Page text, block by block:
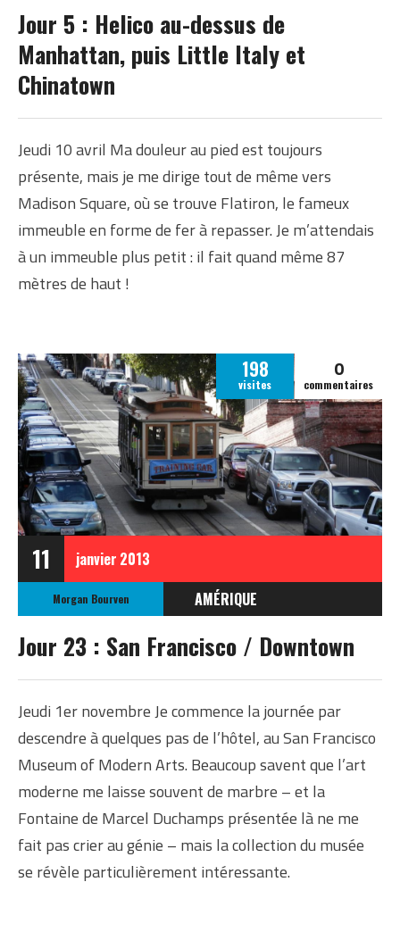
ÉTATS-UNIS
ETATS-UNIS AVRIL 2014
Jour 5 : Helico au-dessus de
Manhattan, puis Little Italy et
Chinatown
Jeudi 10 avril Ma douleur au pied est toujours
présente, mais je me dirige tout de même vers
Madison Square, où se trouve Flatiron, le fameux
immeuble en forme de fer à repasser. Je m’attendais
à un immeuble plus petit : il fait quand même 87
mètres de haut !
11 janvier 2013
198
visites
0
commentaires
Morgan Bourven
AMÉRIQUE
ÉTATS-UNIS
Jour 23 : San Francisco / Downtown
Jeudi 1er novembre Je commence la journée par
descendre à quelques pas de l’hôtel, au San Francisco
Museum of Modern Arts. Beaucoup savent que l’art
moderne me laisse souvent de marbre – et la
Fontaine de Marcel Duchamps présentée là ne me
fait pas crier au génie – mais la collection du musée
se révèle particulièrement intéressante.